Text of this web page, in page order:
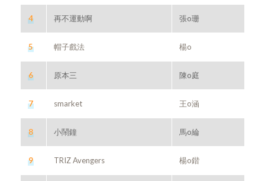
4 再不運動啊 張o珊
5 帽子戲法 楊o
6 原本三 陳o庭
7 smarket 王o涵
8 小鬧鐘 馬o綸
9 TRIZ Avengers 楊o鍇